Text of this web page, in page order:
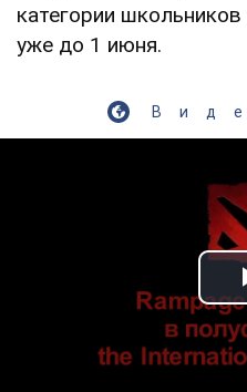
категории
уже до 1 июня.